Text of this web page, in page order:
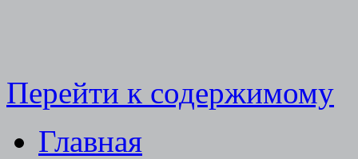
Перейти к содержимому
Главная